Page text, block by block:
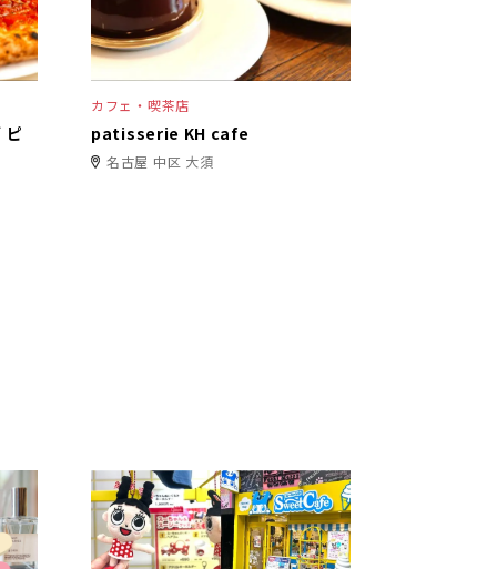
ピ
カフェ・喫茶店
patisserie KH cafe
名古屋 中区 大須